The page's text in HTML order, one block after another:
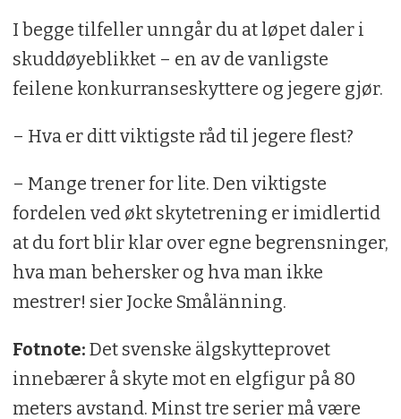
I begge tilfeller unngår du at løpet daler i
skuddøyeblikket – en av de vanligste
feilene konkurranseskyttere og jegere gjør.
– Hva er ditt viktigste råd til jegere flest?
– Mange trener for lite. Den viktigste
fordelen ved økt skytetrening er imidlertid
at du fort blir klar over egne begrensninger,
hva man behersker og hva man ikke
mestrer! sier Jocke Smålänning.
Fotnote: Det svenske älgskytteprovet
innebærer å skyte mot en elgfigur på 80
meters avstand. Minst tre serier må være